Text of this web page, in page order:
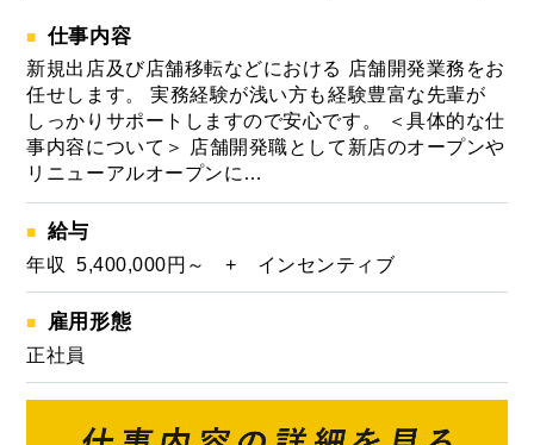
仕事内容
新規出店及び店舗移転などにおける 店舗開発業務をお
任せします。 実務経験が浅い方も経験豊富な先輩が
しっかりサポートしますので安心です。 ＜具体的な仕
事内容について＞ 店舗開発職として新店のオープンや
リニューアルオープンに…
給与
年収 5,400,000円～ + インセンティブ
雇用形態
正社員